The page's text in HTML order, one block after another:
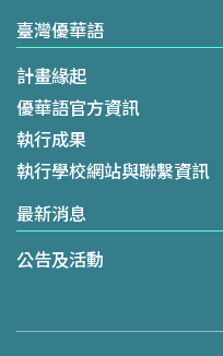
臺灣優華語
計畫緣起
優華語官方資訊
執行成果
執行學校網站與聯繫資訊
最新消息
公告及活動